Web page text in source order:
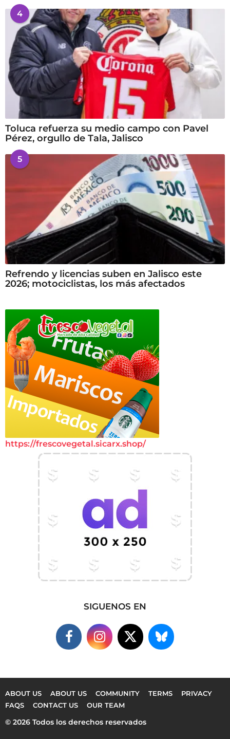
4
Toluca refuerza su medio campo con Pavel
Pérez, orgullo de Tala, Jalisco
5
Refrendo y licencias suben en Jalisco este
2026; motociclistas, los más afectados
https://frescovegetal.sicarx.shop/
SIGUENOS EN
ABOUT US ABOUT US COMMUNITY TERMS
PRIVACY
FAQS
CONTACT US OUR TEAM
© 2026 Todos los derechos reservados